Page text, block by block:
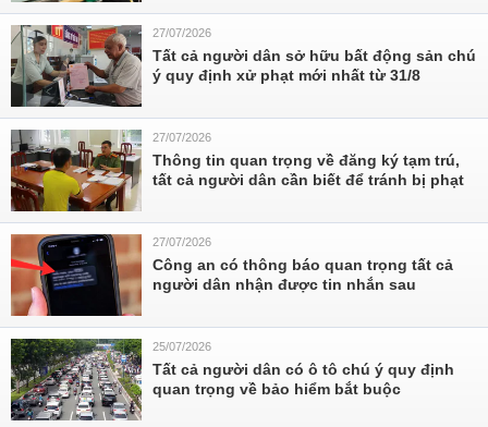
27/07/2026
Tất cả người dân sở hữu bất động sản chú
ý quy định xử phạt mới nhất từ 31/8
27/07/2026
Thông tin quan trọng về đăng ký tạm trú,
tất cả người dân cần biết để tránh bị phạt
27/07/2026
Công an có thông báo quan trọng tất cả
người dân nhận được tin nhắn sau
25/07/2026
Tất cả người dân có ô tô chú ý quy định
quan trọng về bảo hiểm bắt buộc